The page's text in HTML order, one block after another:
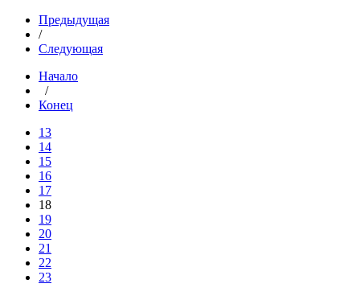
Предыдущая
/
Следующая
Начало
/
Конец
13
14
15
16
17
18
19
20
21
22
23